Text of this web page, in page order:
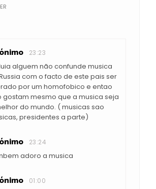
23:23
alguem não confunde musica
com o facto de este pais ser
por um homofobico e entao
gostam mesmo que a musica seja
do mundo. ( musicas sao
presidentes a parte)
23:24
adoro a musica
01:00